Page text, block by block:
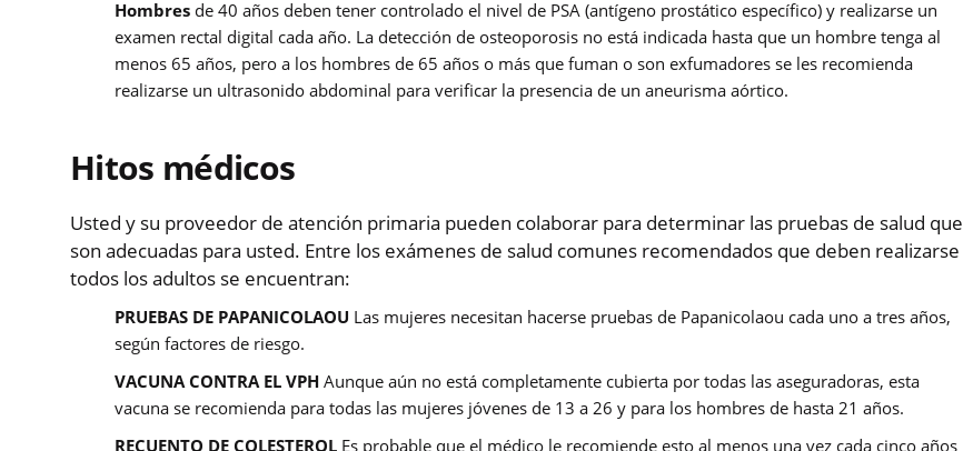
Hombres de 40 años deben tener controlado el nivel de PSA (antígeno prostático específico) y realizarse un
examen rectal digital cada año. La detección de osteoporosis no está indicada hasta que un hombre tenga al
menos 65 años, pero a los hombres de 65 años o más que fuman o son exfumadores se les recomienda
realizarse un ultrasonido abdominal para verificar la presencia de un aneurisma aórtico.
Hitos médicos
Usted y su proveedor de atención primaria pueden colaborar para determinar las pruebas de salud que
son adecuadas para usted. Entre los exámenes de salud comunes recomendados que deben realizarse
todos los adultos se encuentran:
PRUEBAS DE PAPANICOLAOU Las mujeres necesitan hacerse pruebas de Papanicolaou cada uno a tres años,
según factores de riesgo.
VACUNA CONTRA EL VPH Aunque aún no está completamente cubierta por todas las aseguradoras, esta
vacuna se recomienda para todas las mujeres jóvenes de 13 a 26 y para los hombres de hasta 21 años.
RECUENTO DE COLESTEROL Es probable que el médico le recomiende esto al menos una vez cada cinco años